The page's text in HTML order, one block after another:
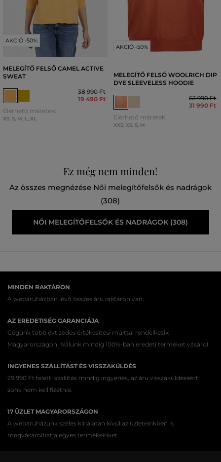
AKCIÓ -50%
MELEGÍTŐ FELSŐ CAMEL ACTIVE
SWEAT
38 990 Ft
19 490 Ft
Elérhető méretek:
XS, S, M, L, XL
AKCIÓ -50%
MELEGÍTŐ FELSŐ WOOLRICH DIP
DYE SLEEVELESS HOODIE
63 990 Ft
31 990 Ft
Elérhető méretek:
XXS, XS, S, M
Ez még nem minden!
Az összes megnézése Női melegítőfelsők és nadrágok
(308)
NŐI MELEGÍTŐFELSŐK ÉS NADRÁGOK (308)
MINDEN RAKTÁRON
A webáruházban lévő összes áru raktáron van.
AZ EREDETISÉG GARANCIÁJA
Cégünk több évtizedes értékesítési múlttal rendelkezik
Magyarországon. Nálunk mindig 100%-ban eredeti terméket vásárol.
INGYENES SZÁLLÍTÁST ÉS VISSZAKÜLDÉS
29 990 Ft feletti szállítás mindig ingyenes, az áru visszaküldéséért
soha nem kell fizetnie.
17 ÜZLET MAGYARORSZÁGON
A webáruházunk széles kínálatán kívül az üzleteinkben is
megvásárolhatja egyes termékeinket.